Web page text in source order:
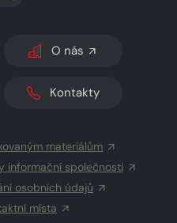
O nás
Kontakty
materiálům
informační společnosti
osobních údajů
místa